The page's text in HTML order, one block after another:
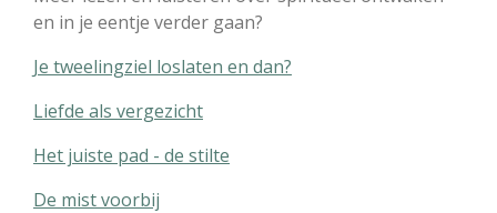
en in je eentje verder gaan?
Je tweelingziel loslaten en dan?
Liefde als vergezicht
Het juiste pad - de stilte
De mist voorbij